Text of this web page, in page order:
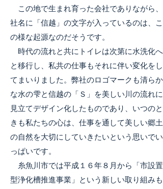
この地で生まれ育った会社でありながら、
社名に「信越」の文字が入っているのは、こ
の様な起源なのだそうです。
時代の流れと共にトイレは次第に水洗化へ
と移行し、私共の仕事もそれに伴い変化をし
てまいりました。弊社のロゴマークも清らか
な水の雫と信越の「Ｓ」を美しい川の流れに
見立てデザイン化したものであり、いつのと
きも私たちの心は、仕事を通して美しい郷土
の自然を大切にしていきたいという思いでい
っぱいです。
糸魚川市では平成１６年８月から「市設置
型浄化槽推進事業」という新しい取り組みも